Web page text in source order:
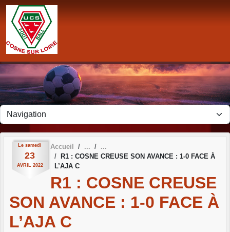
Le samedi
23
AVRIL 2022
Accueil
R1 : COSNE CREUSE SON AVANCE : 1-0 FACE À
L’AJA C
R1 : COSNE CREUSE
SON AVANCE : 1-0 FACE À
L’AJA C
Panneau de gestion des cookies